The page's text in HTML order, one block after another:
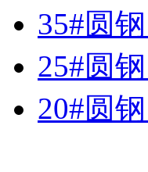
35#圆
25#圆
20#圆